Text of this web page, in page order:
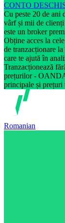
CONTO
Cu peste 20 de ani
vârf și mii de
este un broker
Obține acces la
de tranzacționare
care te ajută în
Tranzacționează
prețurilor -
principale și prețuri
Romanian